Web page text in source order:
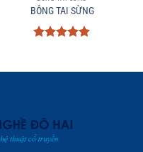
BÔNG TAI SỪNG
sao